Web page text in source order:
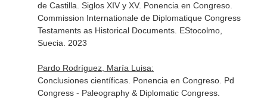
de Castilla. Siglos XIV y XV. Ponencia en Congreso.
Commission Internationale de Diplomatique Congress
Testaments as Historical Documents. EStocolmo,
Suecia. 2023
Pardo Rodríguez, María Luisa:
Conclusiones científicas. Ponencia en Congreso. Pd
Congress - Paleography & Diplomatic Congress.